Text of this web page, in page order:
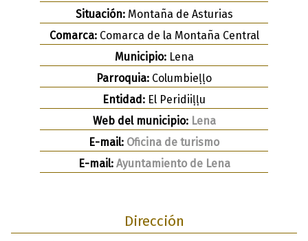
Situación:Montaña de Asturias
Comarca:Comarca de la Montaña Central
Municipio:Lena
Parroquia: Columbieḷḷo
Entidad: El Peridiiḷḷu
Web del municipio: Lena
E-mail: Oficina de turismo
E-mail: Ayuntamiento de Lena
Dirección